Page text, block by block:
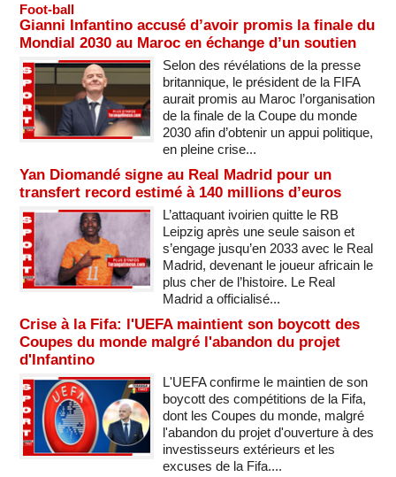
Foot-ball
Gianni Infantino accusé d’avoir promis la finale du
Mondial 2030 au Maroc en échange d’un soutien
Selon des révélations de la presse
britannique, le président de la FIFA
aurait promis au Maroc l’organisation
de la finale de la Coupe du monde
2030 afin d’obtenir un appui politique,
en pleine crise...
Yan Diomandé signe au Real Madrid pour un
transfert record estimé à 140 millions d’euros
L’attaquant ivoirien quitte le RB
Leipzig après une seule saison et
s’engage jusqu’en 2033 avec le Real
Madrid, devenant le joueur africain le
plus cher de l’histoire. Le Real
Madrid a officialisé...
Crise à la Fifa: l'UEFA maintient son boycott des
Coupes du monde malgré l'abandon du projet
d'Infantino
L'UEFA confirme le maintien de son
boycott des compétitions de la Fifa,
dont les Coupes du monde, malgré
l'abandon du projet d'ouverture à des
investisseurs extérieurs et les
excuses de la Fifa....